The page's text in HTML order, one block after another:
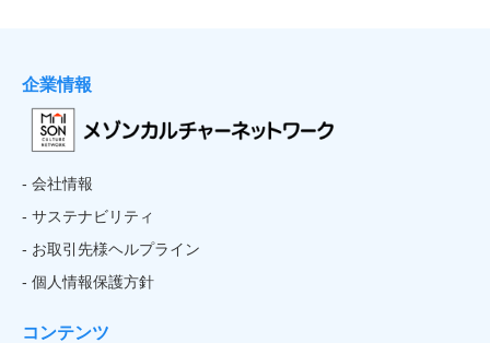
企業情報
- 会社情報
- サステナビリティ
- お取引先様ヘルプライン
- 個人情報保護方針
コンテンツ